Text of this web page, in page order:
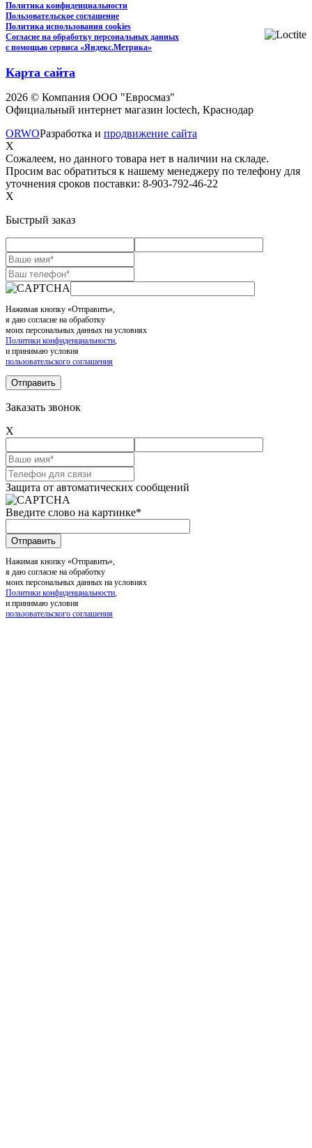
Политика конфиденциальности
Пользовательское соглашение
Политика использования cookies
Согласие на обработку персональных данных
с помощью сервиса «Яндекс.Метрика»
Карта сайта
2026 © Компания ООО "Евросмаз"
Официальный интернет магазин loctech, Краснодар
ORWOРазработка и продвижение сайта
X
Сожалеем, но данного товара нет в наличии на складе.
Просим вас обратиться к нашему менеджеру по телефону для
уточнения сроков поставки: 8-903-792-46-22
X
Быстрый заказ
Нажимая кнопку «Отправить»,
я даю согласие на обработку
моих персональных данных на условиях
Политики конфиденциальности,
и принимаю условия
пользовательского соглашения
Заказать звонок
X
Защита от автоматических сообщений
Введите слово на картинке*
Нажимая кнопку «Отправить»,
я даю согласие на обработку
моих персональных данных на условиях
Политики конфиденциальности,
и принимаю условия
пользовательского соглашения